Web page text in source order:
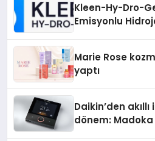
Kleen-Hy-Dro-
Emisyonlu
Marie Rose
yaptı
Daikin’den
dönem: Madoka